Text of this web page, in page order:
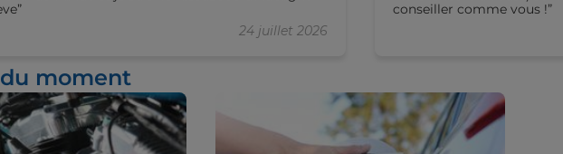
24 juillet 2026
conseiller comme vous !
moment